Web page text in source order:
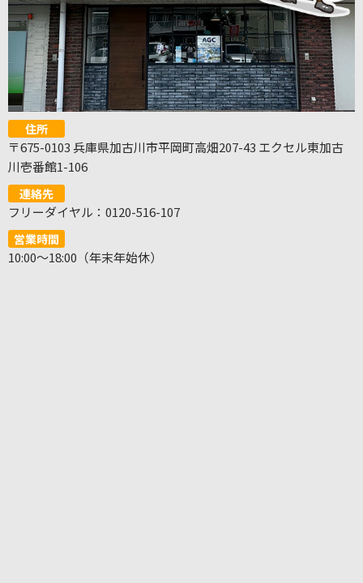
住所
〒675-0103 兵庫県加古川市平岡町高畑207-43 エクセル東加古
川壱番館1-106
連絡先
フリーダイヤル：0120-516-107
営業時間
10:00～18:00（年末年始休）